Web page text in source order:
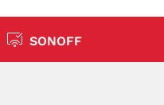
SONOFF